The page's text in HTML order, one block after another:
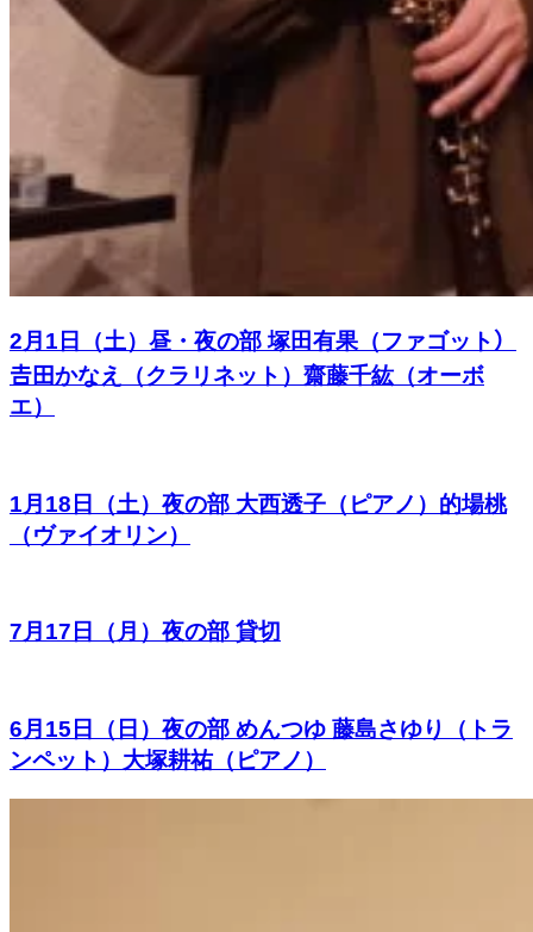
2月1日（土）昼・夜の部 塚田有果（ファゴット）
𠮷田かなえ（クラリネット）齋藤千紘（オーボ
エ）
1月18日（土）夜の部 大西透子（ピアノ）的場桃
（ヴァイオリン）
7月17日（月）夜の部 貸切
6月15日（日）夜の部 めんつゆ 藤島さゆり（トラ
ンペット）大塚耕祐（ピアノ）